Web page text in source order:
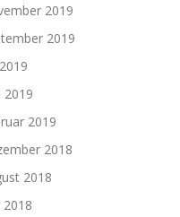
2019
2019
2019
2019
2018
2018
2018